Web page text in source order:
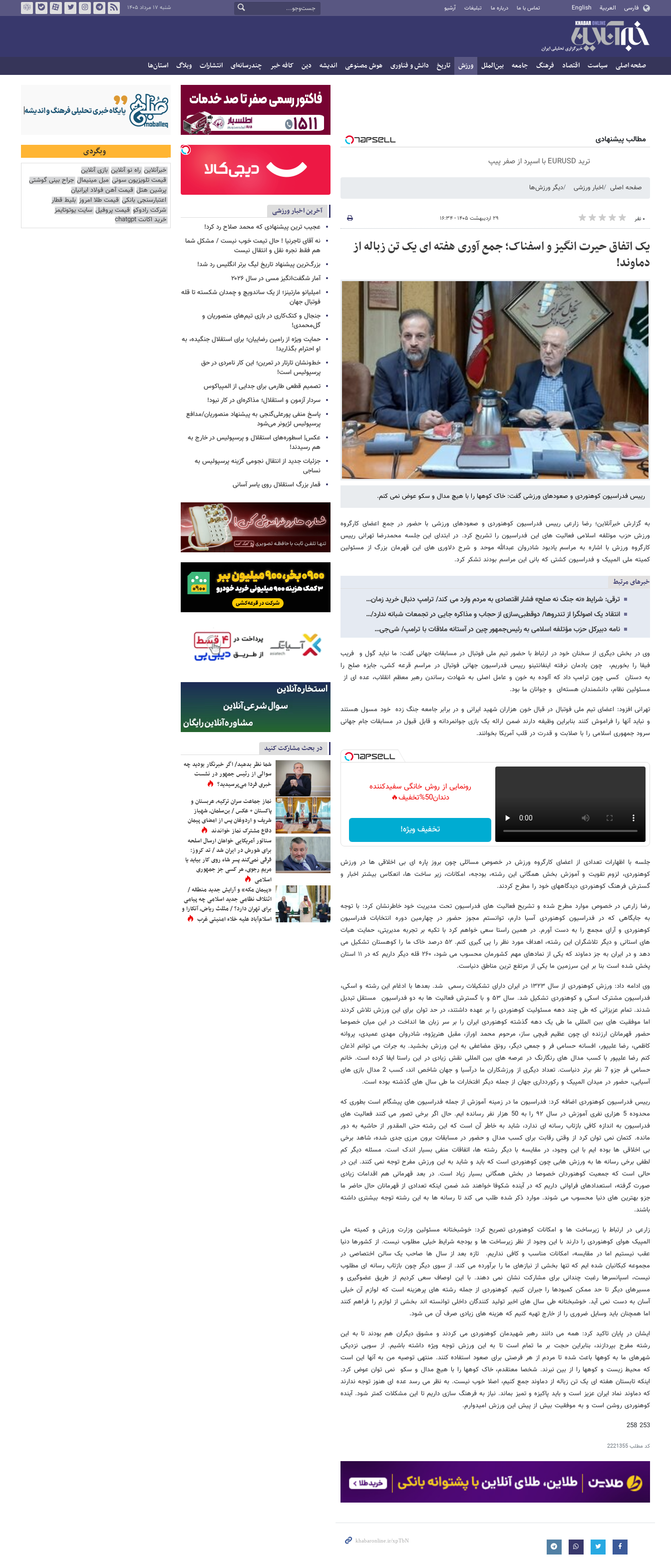
فارسی العربية English تماس با ما درباره ما تبلیغات آرشیو شنبه ۱۷ مرداد ۱۴۰۵
صفحه اصلی سیاست اقتصاد فرهنگ جامعه بین‌الملل ورزش تاریخ دانش و فناوری هوش مصنوعی اندیشه دین کافه خبر چندرسانه‌ای انتشارات وبلاگ استان‌ها
مطالب پیشنهادی
ترید EURUSD با اسپرد از صفر پیپ
صفحه اصلی اخبار ورزشی دیگر ورزش‌ها
۰ نفر ۲۹ اردیبهشت ۱۴۰۵ - ۱۶:۳۴
یک اتفاق حیرت انگیز و اسفناک؛ جمع آوری هفته ای یک تن زباله از
دماوند!
رییس فدراسیون کوهنوردی و صعودهای ورزشی گفت: خاک کوهها را با هیچ مدال و سکو عوض نمی کنم.
به گزارش خبرآنلاین؛ رضا زارعی رییس فدراسیون کوهنوردی و صعودهای ورزشی با حضور در جمع اعضای کارگروه
ورزش حزب موتلفه اسلامی فعالیت های این فدراسیون را تشریح کرد. در ابتدای این جلسه محمدرضا تهرانی رییس
کارگروه ورزش با اشاره به مراسم یادبود شادروان عبدالله موحد و شرح دلاوری های این قهرمان بزرگ از مسئولین
کمیته ملی المپیک و فدراسیون کشتی که بانی این مراسم بودند تشکر کرد.
خبرهای مرتبط
ترقی: شرایط «نه جنگ نه صلح» فشار اقتصادی به مردم وارد می کند/ ترامپ دنبال خرید زمان…
انتقاد یک اصولگرا از تندروها/ دوقطبی‌سازی از حجاب و مذاکره جایی در تجمعات شبانه ندارد/…
نامه دبیرکل حزب مؤتلفه اسلامی به رئیس‌جمهور چین در آستانه ملاقات با ترامپ/ شی‌جی…
وی در بخش دیگری از سخنان خود در ارتباط با حضور تیم ملی فوتبال در مسابقات جهانی گفت: ما نباید گول و فریب
فیفا را بخوریم، چون یادمان نرفته اینفانتینو رییس فدراسیون جهانی فوتبال در مراسم قرعه کشی، جایزه صلح را
به دستان کسی چون ترامپ داد که آلوده به خون و عامل اصلی به شهادت رساندن رهبر معظم انقلاب، عده ای از
مسئولین نظام، دانشمندان هسته‌ای و جوانان ما بود.
تهرانی افزود: اعضای تیم ملی فوتبال در قبال خون هزاران شهید ایرانی و در برابر جامعه جنگ زده خود مسول هستند
و نباید آنها را فراموش کنند بنابراین وظیفه دارند ضمن ارائه یک بازی جوانمردانه و قابل قبول در مسابقات جام جهانی
سرود جمهوری اسلامی را با صلابت و قدرت در قلب آمریکا بخوانند.
رونمایی از روش خانگی سفیدکننده
دندان50%تخفیف🔥
تخفیف ویژه!
جلسه با اظهارات تعدادی از اعضای کارگروه ورزش در خصوص مسائلی چون بروز پاره ای بی اخلاقی ها در ورزش
کوهنوردی، لزوم تقویت و آموزش بخش همگانی این رشته، بودجه، امکانات، زیر ساخت ها، انعکاس بیشتر اخبار و
گسترش فرهنگ کوهنوردی دیدگاههای خود را مطرح کردند.
رضا زارعی در خصوص موارد مطرح شده و تشریح فعالیت های فدراسیون تحت مدیریت خود خاطرنشان کرد: با توجه
به جایگاهی که در فدراسیون کوهنوردی آسیا دارم، توانستم مجوز حضور در چهارمین دوره انتخابات فدراسیون
کوهنوردی و آرای مجمع را به دست آورم. در همین راستا سعی خواهم کرد با تکیه بر تجربه مدیریتی، حمایت هیات
های استانی و دیگر تلاشگران این رشته، اهداف مورد نظر را پی گیری کنم. ۵۲ درصد خاک ما را کوهستان تشکیل می
دهد و در ایران به جز دماوند که یکی از نمادهای مهم کشورمان محسوب می شود، ۲۶۰ قله دیگر داریم که در ۱۱ استان
پخش شده است بنا بر این سرزمین ما یکی از مرتفع ترین مناطق دنیاست.
وی ادامه داد: ورزش کوهنوردی از سال ۱۳۲۳ در ایران دارای تشکیلات رسمی شد. بعدها با ادغام این رشته و اسکی،
فدراسیون مشترک اسکی و کوهنوردی تشکیل شد. سال ۵۳ و با گسترش فعالیت ها به دو فدراسیون مستقل تبدیل
شدند. تمام عزیزانی که طی چند دهه مسئولیت کوهنوردی را بر عهده داشتند، در حد توان برای این ورزش تلاش کردند
اما موفقیت های بین المللی ما طی یک دهه گذشته کوهنوردی ایران را بر سر زبان ها انداخت در این میان خصوصا
حضور قهرمانان ارزنده ای چون عظیم قیچی ساز، مرحوم محمد اوراز، مقبل هنرپژوه، شادروان مهدی عمیدی، پروانه
کاظمی، رضا علیپور، افسانه حسامی فر و جمعی دیگر، رونق مضاعفی به این ورزش بخشید. به جرات می توانم اذعان
کنم رضا علیپور با کسب مدال های رنگارنگ در عرصه های بین المللی نقش زیادی در این راستا ایفا کرده است. خانم
حسامی فر جزو 7 نفر برتر دنیاست. تعداد دیگری از ورزشکاران ما درآسیا و جهان شاخص اند، کسب 2 مدال بازی های
آسیایی، حضور در میدان المپیک و رکوردداری جهان از جمله دیگر افتخارات ما طی سال های گذشته بوده است.
رییس فدراسیون کوهنوردی اضافه کرد: فدراسیون ما در زمینه آموزش از جمله فدراسیون های پیشگام است بطوری که
محدوده 5 هزاری نفری آموزش در سال ۹۲ را به 50 هزار نفر رسانده ایم. حال اگر برخی تصور می کنند فعالیت های
فدراسیون به اندازه کافی بازتاب رسانه ای ندارد، شاید به خاطر آن است که این رشته حتی المقدور از حاشیه به دور
مانده. کتمان نمی توان کرد از وقتی رقابت برای کسب مدال و حضور در مسابقات برون مرزی جدی شده، شاهد برخی
بی اخلاقی ها بوده ایم با این وجود، در مقایسه با دیگر رشته ها، اتفاقات منفی بسیار اندک است. مسئله دیگر کم
لطفی برخی رسانه ها به ورزش هایی چون کوهنوردی است که باید و شاید به این ورزش مفرح توجه نمی کنند. این در
حالی است که جمعیت کوهنوردان خصوصا در بخش همگانی بسیار زیاد است. در بعد قهرمانی هم اقدامات زیادی
صورت گرفته، استعدادهای فراوانی داریم که در آینده شکوفا خواهند شد ضمن اینکه تعدادی از قهرمانان حال حاضر ما
جزو بهترین های دنیا محسوب می شوند. موارد ذکر شده طلب می کند تا رسانه ها به این رشته توجه بیشتری داشته
باشند.
زارعی در ارتباط با زیرساخت ها و امکانات کوهنوردی تصریح کرد: خوشبختانه مسئولین وزارت ورزش و کمیته ملی
المپیک هوای کوهنوردی را دارند با این وجود از نظر زیرساخت ها و بودجه شرایط خیلی مطلوب نیست. از کشورها دنیا
عقب نیستیم اما در مقایسه، امکانات مناسب و کافی نداریم. تازه بعد از سال ها صاحب یک سالن اختصاصی در
مجموعه کبکانیان شده ایم که تنها بخشی از نیازهای ما را برآورده می کند. از سوی دیگر چون بازتاب رسانه ای مطلوب
نیست، اسپانسرها رغبت چندانی برای مشارکت نشان نمی دهند. با این اوصاف سعی کردیم از طریق عضوگیری و
مسیرهای دیگر تا حد ممکن کمبودها را جبران کنیم. کوهنوردی از جمله رشته های پرهزینه است که لوازم آن خیلی
آسان به دست نمی آید. خوشبختانه طی سال های اخیر تولید کنندگان داخلی توانسته اند بخشی از لوازم را فراهم کنند
اما همچنان باید وسایل ضروری را از خارج تهیه کنیم که هزینه های زیادی صرف آن می شود.
ایشان در پایان تاکید کرد: همه می دانند رهبر شهیدمان کوهنوردی می کردند و مشوق دیگران هم بودند تا به این
رشته مفرح بپردازند، بنابراین حجت بر ما تمام است تا به این ورزش توجه ویژه داشته باشیم. از سویی نزدیکی
شهرهای ما به کوهها باعث شده تا مردم از هر فرصتی برای صعود استفاده کنند. منتهی توصیه من به آنها این است
که محیط زیست و کوهها را از بین نبرند. شخصا معتقدم، خاک کوهها را با هیچ مدال و سکو نمی توان عوض کرد.
اینکه تابستان هفته ای یک تن زباله از دماوند جمع کنیم، اصلا خوب نیست. به نظر می رسد عده ای هنوز توجه ندارند
که دماوند نماد ایران عزیز است و باید پاکیزه و تمیز بماند. نیاز به فرهنگ سازی داریم تا این مشکلات کمتر شود. آینده
کوهنوردی روشن است و به موفقیت بیش از پیش این ورزش امیدوارم.
253 258
کد مطلب2221355
آخرین اخبار ورزشی
عجیب ترین پیشنهادی که محمد صلاح رد کرد!
نه آقای تاجرنیا ! حال تیمت خوب نیست / مشکل شما
هم فقط نجره نقل و انتقال نیست
بزرگ‌ترین پیشنهاد تاریخ لیگ برتر انگلیس رد شد!
آمار شگفت‌انگیز مسی در سال ۲۰۲۶
امیلیانو مارتینز؛ از یک ساندویچ و چمدان شکسته تا قله
فوتبال جهان
جنجال و کتک‌کاری در بازی تیم‌های منصوریان و
گل‌محمدی!
حمایت ویژه از رامین رضاییان؛ برای استقلال جنگیده، به
او احترام بگذارید!
خط‌ونشان تارتار در تمرین؛ این کار نامردی در حق
پرسپولیس است!
تصمیم قطعی طارمی برای جدایی از المپیاکوس
سردار آزمون و استقلال؛ مذاکره‌ای در کار نبود!
پاسخ منفی پورعلی‌گنجی به پیشنهاد منصوریان/مدافع
پرسپولیس لژیونر می‌شود
عکس| اسطوره‌های استقلال و پرسپولیس در خارج به
هم رسیدند!
جزئیات جدید از انتقال نجومی گزینه پرسپولیس به
نساجی
قمار بزرگ استقلال روی یاسر آسانی
در بحث مشارکت کنید
شما نظر بدهید/ اگر خبرنگار بودید چه
سوالی از رئیس جمهور در نشست
خبری فردا می‌پرسیدید؟
نماز جماعت سران ترکیه، عربستان و
پاکستان + عکس / بن‌سلمان، شهباز
شریف و اردوغان پس از امضای پیمان
دفاع مشترک نماز خواندند
سناتور آمریکایی خواهان ارسال اسلحه
برای شورش در ایران شد / تد کروز:
فرقی نمی‌کند پسر شاه روی کار بیاید یا
مریم رجوی، هر کسی جز جمهوری
اسلامی
«پیمان مکه» و آرایش جدید منطقه /
ائتلاف نظامی جدید اسلامی چه پیامی
برای تهران دارد؟ / مثلث ریاض، آنکارا و
اسلام‌آباد علیه خلاء امنیتی غرب
وبگردی
خبرآنلاین راه نو آنلاین بازی آنلاین
قیمت تلویزیون سونی مبل مینیمال جراح بینی گوشتی
پرشین هتل قیمت آهن فولاد ایرانیان
اعتبارسنجی بانکی قیمت طلا امروز بلیط قطار
شرکت رادوکو قیمت پروفیل سایت یوتوتایمز
خرید اکانت chatgpt